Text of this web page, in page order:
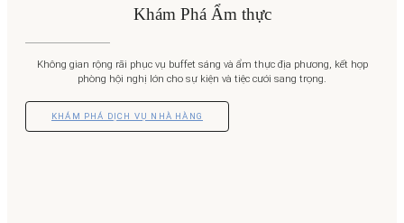
Khám Phá Ẩm thực
Không gian rộng rãi phục vụ buffet sáng và ẩm thực địa phương, kết hợp
phòng hội nghị lớn cho sự kiện và tiệc cưới sang trọng.
KHÁM PHÁ DỊCH VỤ NHÀ HÀNG